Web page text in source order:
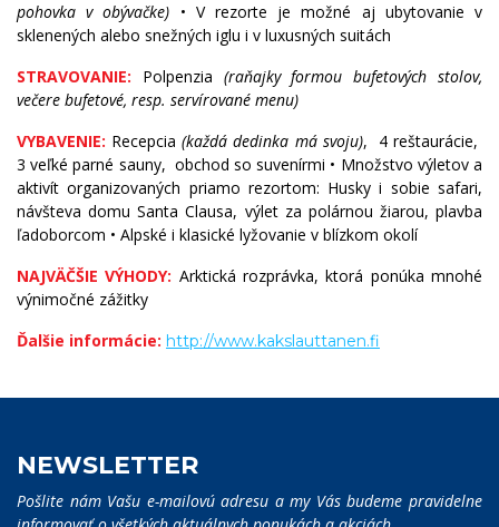
pohovka v obývačke) • V rezorte je možné aj ubytovanie v
sklenených alebo snežných iglu i v luxusných suitách
STRAVOVANIE: Polpenzia (raňajky formou bufetových stolov,
večere bufetové, resp. servírované menu)
VYBAVENIE: Recepcia(každá dedinka má svoju), 4 reštaurácie,
3 veľké parné sauny, obchod so suvenírmi • Množstvo výletov a
aktivít organizovaných priamo rezortom: Husky i sobie safari,
návšteva domu Santa Clausa, výlet za polárnou žiarou, plavba
ľadoborcom • Alpské i klasické lyžovanie v blízkom okolí
NAJVÄČŠIE VÝHODY: Arktická rozprávka, ktorá ponúka mnohé
výnimočné zážitky
Ďalšie informácie: http://www.kakslauttanen.fi
NEWSLETTER
Pošlite nám Vašu e-mailovú adresu a my Vás budeme pravidelne